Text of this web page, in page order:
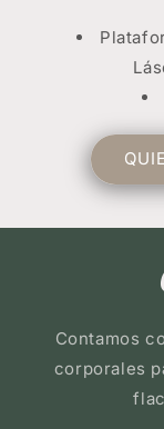
Contamos
corporales